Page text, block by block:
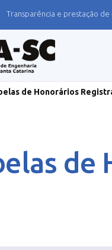
Transparência e prestação de
de Honorários
de